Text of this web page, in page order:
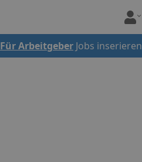
Für Arbeitgeber Jobs inserieren